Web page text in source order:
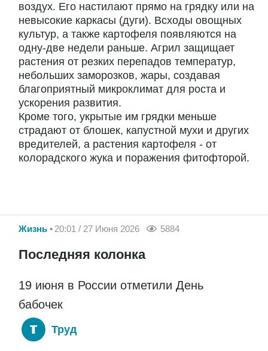
воздух. Его настилают прямо на грядку или на
невысокие каркасы (дуги). Всходы овощных
культур, а также картофеля появляются на
одну-две недели раньше. Агрил защищает
растения от резких перепадов температур,
небольших заморозков, жары, создавая
благоприятный микроклимат для роста и
ускорения развития.
Кроме того, укрытые им грядки меньше
страдают от блошек, капустной мухи и других
вредителей, а растения картофеля - от
колорадского жука и поражения фитофторой.
Жизнь 20:01 / 27 Июня 2026 5884
Последняя колонка
19 июня в России отметили День
бабочек
Труд